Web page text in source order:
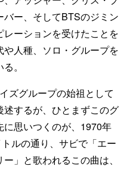
ー、そしてBTSのジミン
ーションを受けたことを
人種、ソロ・グループを
。
ズグループの始祖として
するが、ひとまずこのグ
思いつくのが、1970年
ルの通り、サビで「エー
」と歌われるこの曲は、